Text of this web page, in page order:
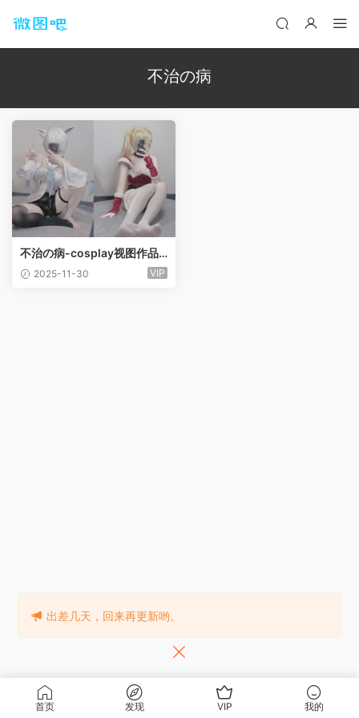
不治の病
不治の病-cosplay视图作品
合集[23套]
2025-11-30 VIP
首页 发现 VIP 我的
出差几天，回来再更新哟。